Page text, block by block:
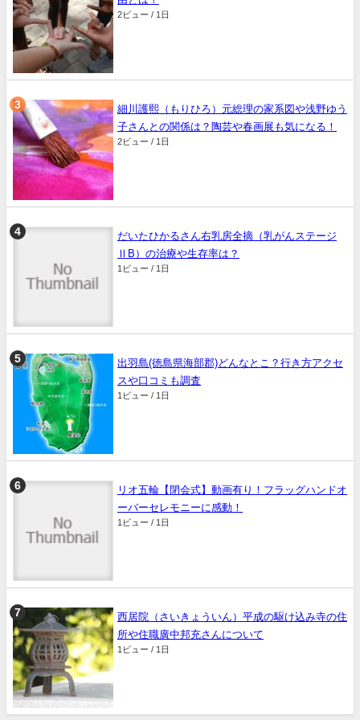
2ビュー / 1日
細川護熙（もりひろ）元総理の家系図や浅野ゆう
子さんとの関係は？陶芸や春画展も気になる！
2ビュー / 1日
だいたひかるさん右乳房全摘（乳がんステージ
ⅡB）の治療や生存率は？
1ビュー / 1日
出羽島(徳島県海部郡)どんなとこ？行き方アクセ
スや口コミも調査
1ビュー / 1日
リオ五輪【閉会式】動画有り！フラッグハンドオ
ーバーセレモニーに感動！
1ビュー / 1日
西居院（さいきょういん）平成の駆け込み寺の住
所や住職廣中邦充さんについて
1ビュー / 1日